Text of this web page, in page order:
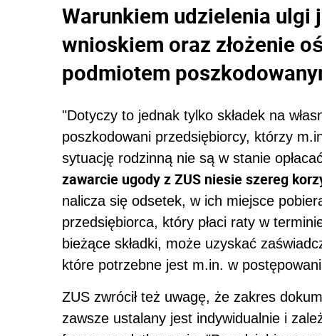
Warunkiem udzielenia ulgi
wnioskiem oraz złożenie
podmiotem
"Dotyczy to jednak tylko składek na
poszkodowani przedsiębiorcy, którzy
sytuację rodzinną nie są w stanie
zawarcie ugody z ZUS niesie szereg
nalicza się odsetek, w ich miejsce
przedsiębiorca, który płaci raty w
bieżące składki, może uzyskać
które potrzebne jest m.in. w
ZUS zwrócił też uwagę, że zakres
zawsze ustalany jest indywidualnie i